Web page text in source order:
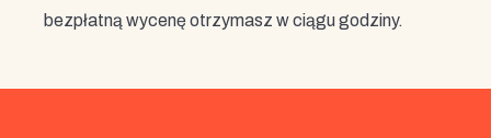
bezpłatną wycenę otrzymasz w ciągu godziny.